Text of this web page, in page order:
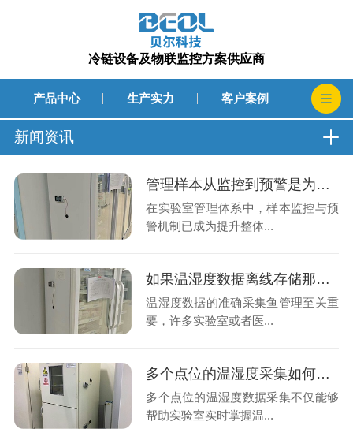
冷链设备及物联监控方案供应商
产品中心 生产实力 客户案例
新闻资讯
管理样本从监控到预警是为了提升了监控效率还是及时处理异常的速度呢?26.8.5
在实验室管理体系中，样本监控与预
警机制已成为提升整体...
如果温湿度数据离线存储那么在发生异常波动时工作人员如何得知?26.8.3
温湿度数据的准确采集鱼管理至关重
要，许多实验室或者医...
多个点位的温湿度采集如何将数据统一上传至同一云端平台呢?26.7.30
多个点位的温湿度数据采集不仅能够
帮助实验室实时掌握温...